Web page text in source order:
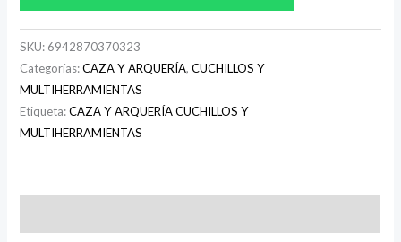
SKU: 6942870370323
Categorías:CAZA Y ARQUERÍA,CUCHILLOS Y
MULTIHERRAMIENTAS
Etiqueta:CAZA Y ARQUERÍA CUCHILLOS Y
MULTIHERRAMIENTAS